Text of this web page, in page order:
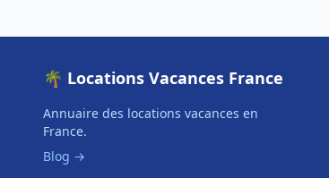
🌴 Locations Vacances France
Annuaire des locations vacances en
France.
Blog →